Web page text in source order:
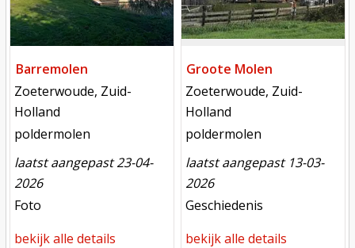
Barremolen
locatie
Zoeterwoude, Zuid-
Holland
functie
poldermolen
laatst aangepast 23-04-
2026
meest recente aanpassing
Foto
bekijk alle details
Groote Molen
locatie
Zoeterwoude, Zuid-
Holland
functie
poldermolen
laatst aangepast 13-03-
2026
meest recente aanpassing
Geschiedenis
bekijk alle details